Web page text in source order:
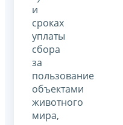
и
сроках
уплаты
сбора
за
пользование
объектами
животного
мира,